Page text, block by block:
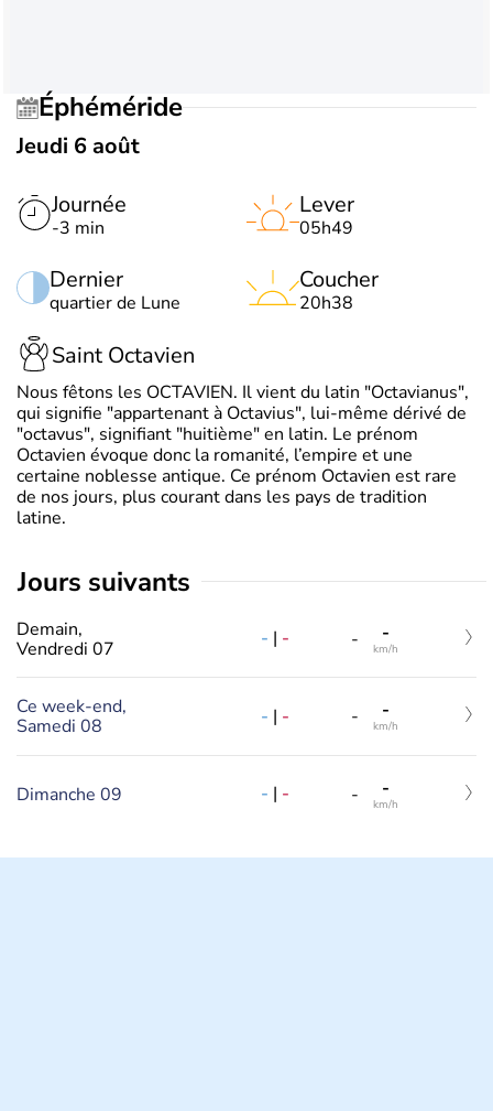
Éphéméride
Jeudi 6 août
Journée
-3 min
Dernier
quartier de Lune
Lever
05h49
Coucher
20h38
Saint Octavien
Nous fêtons les OCTAVIEN. Il vient du latin "Octavianus",
qui signifie "appartenant à Octavius", lui-même dérivé de
"octavus", signifiant "huitième" en latin. Le prénom
Octavien évoque donc la romanité, l’empire et une
certaine noblesse antique. Ce prénom Octavien est rare
de nos jours, plus courant dans les pays de tradition
latine.
jours suivants
Demain,
Vendredi 07
- | - - -
km/h
Ce week-end,
Samedi 08
- | - - -
km/h
Dimanche 09 - | - - -
km/h